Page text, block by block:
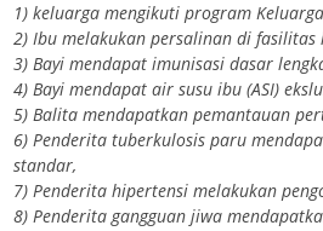
1) keluarga mengikuti program
2) Ibu melakukan persalinan di fasilitas
3) Bayi mendapat imunisasi dasar
4) Bayi mendapat air susu ibu (ASI)
5) Balita mendapatkan pemantauan
6) Penderita tuberkulosis paru
standar,
7) Penderita hipertensi melakukan
8) Penderita gangguan jiwa